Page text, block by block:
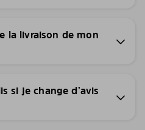
la livraison de mon
si je change d’avis